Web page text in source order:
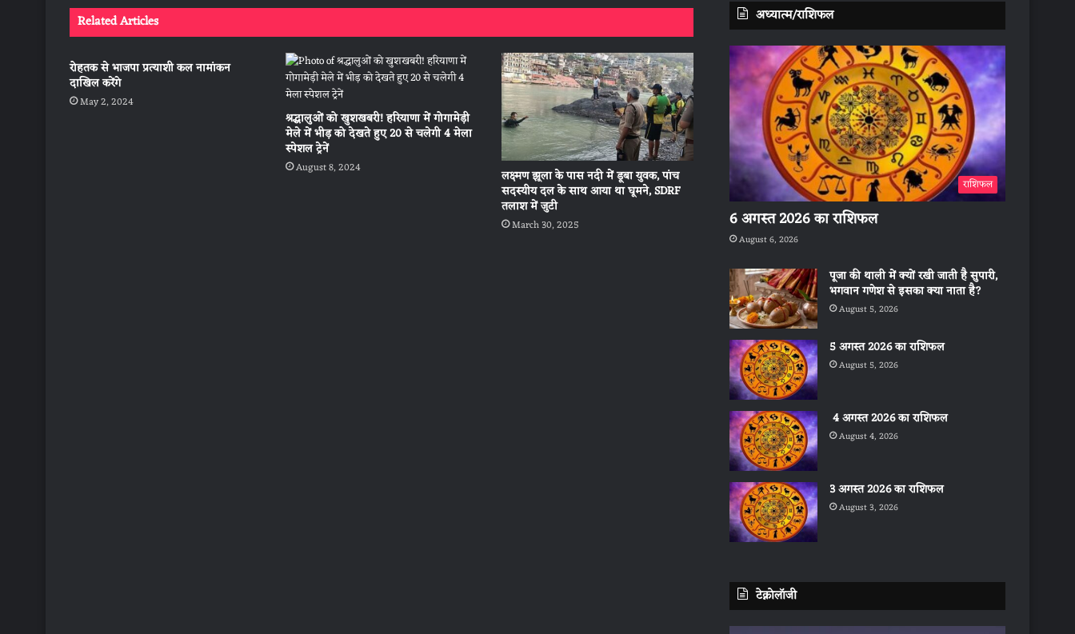
Related Articles
रोहतक से भाजपा प्रत्याशी कल नामांकन
दाखिल करेंगे
May 2, 2024
श्रद्धालुओं को खुशखबरी! हरियाणा में गोगामेड़ी
मेले में भीड़ को देखते हुए 20 से चलेगी 4 मेला
स्पेशल ट्रेनें
August 8, 2024 लक्ष्मण झूला के पास नदी में डूबा युवक, पांच
सदस्यीय दल के साथ आया था घूमने, SDRF
तलाश में जुटी
March 30, 2025
अध्यात्म/राशिफल
राशिफल
6 अगस्त 2026 का राशिफल
August 6, 2026
पूजा की थाली में क्यों रखी जाती है सुपारी,
भगवान गणेश से इसका क्या नाता है?
August 5, 2026
5 अगस्त 2026 का राशिफल
August 5, 2026
4 अगस्त 2026 का राशिफल
August 4, 2026
3 अगस्त 2026 का राशिफल
August 3, 2026
टेक्नोलॉजी